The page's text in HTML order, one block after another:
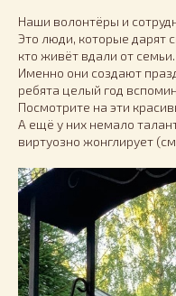
Наши волонтёры и
Это люди, которые дарят
кто живёт вдали от семьи.
Именно они создают
ребята целый год
Посмотрите на эти
А ещё у них немало
виртуозно жонглирует